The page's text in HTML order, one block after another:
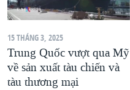
15 THÁNG 3, 2025
Trung Quốc vượt qua Mỹ
về sản xuất tàu chiến và
tàu thương mại